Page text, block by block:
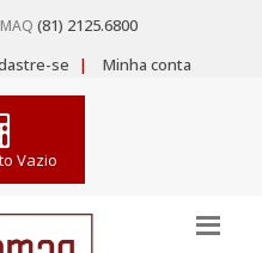
(81) 2125.6800
se | Minha conta
Vazio